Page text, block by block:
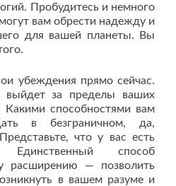
Пробудитесь и немного
вам обрести надежду и
для вашей планеты. Вы
убеждения прямо сейчас.
выйдет за пределы ваших
способностями вам
в безграничном, да,
что у вас есть
Единственный способ
расширению — позволить
в вашем разуме и